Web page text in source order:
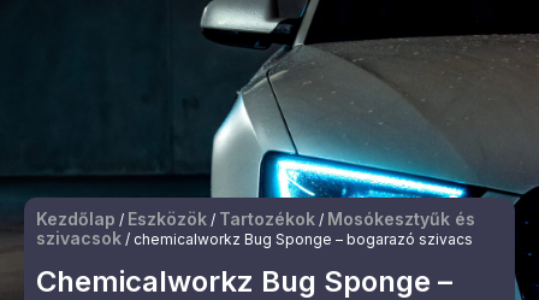
Kezdőlap / Eszközök / Tartozékok / Mosókesztyűk és
szivacsok / chemicalworkz Bug Sponge – bogarazó szivacs
Chemicalworkz Bug Sponge –